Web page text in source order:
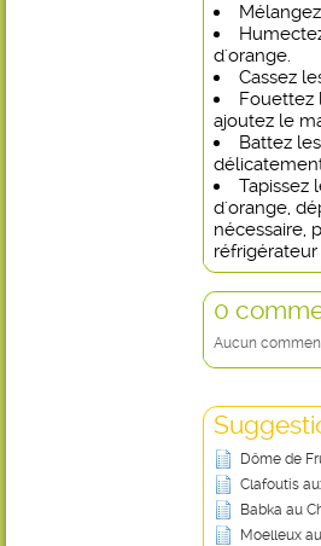
d'orange.
Cassez
Fouettez
ajoutez le
Battez
Tapissez
d'orange,
nécessaire,
0
Aucun
Dôme de
Clafoutis
Babka au
Moelleux